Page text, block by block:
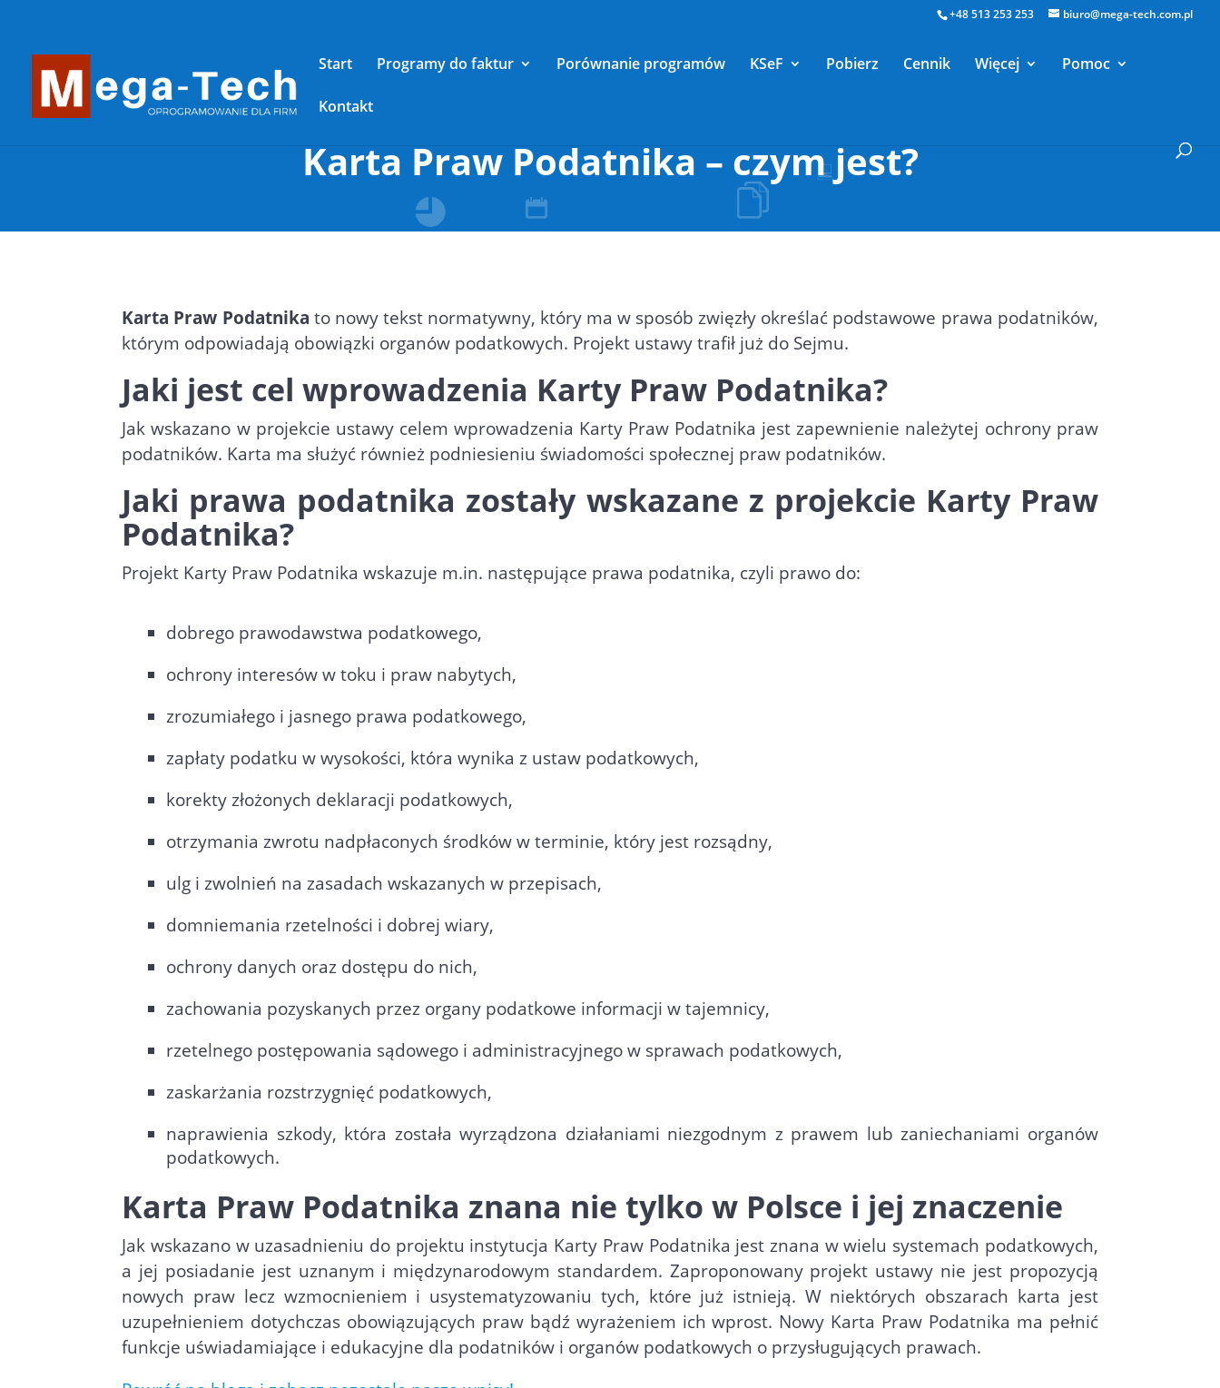
+48 513 253 253 biuro@mega-tech.com.pl
Start Programy do faktur Porównanie programów KSeF Pobierz Cennik Więcej Pomoc
Kontakt
Karta Praw Podatnika – czym jest?
Karta Praw Podatnika to nowy tekst normatywny, który ma w sposób zwięzły określać podstawowe prawa podatników,
którym odpowiadają obowiązki organów podatkowych. Projekt ustawy trafił już do Sejmu.
Jaki jest cel wprowadzenia Karty Praw Podatnika?
Jak wskazano w projekcie ustawy celem wprowadzenia Karty Praw Podatnika jest zapewnienie należytej ochrony praw
podatników. Karta ma służyć również podniesieniu świadomości społecznej praw podatników.
Jaki prawa podatnika zostały wskazane z projekcie Karty Praw
Podatnika?
Projekt Karty Praw Podatnika wskazuje m.in. następujące prawa podatnika, czyli prawo do:
dobrego prawodawstwa podatkowego,
ochrony interesów w toku i praw nabytych,
zrozumiałego i jasnego prawa podatkowego,
zapłaty podatku w wysokości, która wynika z ustaw podatkowych,
korekty złożonych deklaracji podatkowych,
otrzymania zwrotu nadpłaconych środków w terminie, który jest rozsądny,
ulg i zwolnień na zasadach wskazanych w przepisach,
domniemania rzetelności i dobrej wiary,
ochrony danych oraz dostępu do nich,
zachowania pozyskanych przez organy podatkowe informacji w tajemnicy,
rzetelnego postępowania sądowego i administracyjnego w sprawach podatkowych,
zaskarżania rozstrzygnięć podatkowych,
naprawienia szkody, która została wyrządzona działaniami niezgodnym z prawem lub zaniechaniami organów
podatkowych.
Karta Praw Podatnika znana nie tylko w Polsce i jej znaczenie
Jak wskazano w uzasadnieniu do projektu instytucja Karty Praw Podatnika jest znana w wielu systemach podatkowych,
a jej posiadanie jest uznanym i międzynarodowym standardem. Zaproponowany projekt ustawy nie jest propozycją
nowych praw lecz wzmocnieniem i usystematyzowaniu tych, które już istnieją. W niektórych obszarach karta jest
uzupełnieniem dotychczas obowiązujących praw bądź wyrażeniem ich wprost. Nowy Karta Praw Podatnika ma pełnić
funkcje uświadamiające i edukacyjne dla podatników i organów podatkowych o przysługujących prawach.